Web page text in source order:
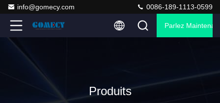
info@gomecy.com 0086-189-1113-0599
Parlez
Produits